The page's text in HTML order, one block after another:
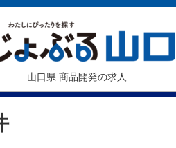
山口県 商品開発の求人